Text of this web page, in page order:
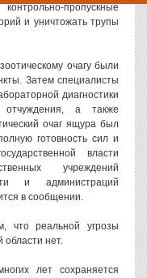
пропускные
и уничтожать трупы
очагу были
Затем специалисты
диагностики
отчуждения, а также
очаг ящура был
готовность сил и
власти
учреждений
и администраций
в сообщении.
что реальной угрозы
области нет.
лет сохраняется